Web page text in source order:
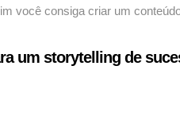
você consiga criar um
um storytelling de